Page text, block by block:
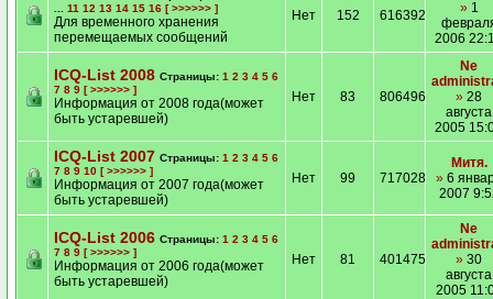
11 12 13 14 15 16 [ >>>>>> ]
Для временного хранения
перемещаемых сообщений
Нет 152 616392
»1
2006
ICQ-List 2008 Страницы: 1 2 3 4 5 6
7 8 9 [ >>>>>> ]
Информация от 2008 года(может
быть устаревшей)
Нет 83 806496
Ne
» 28
августа
2005
ICQ-List 2007 Страницы: 1 2 3 4 5 6
7 8 9 10 [ >>>>>> ]
Информация от 2007 года(может
быть устаревшей)
Нет 99 717028
Митя.
»6
2007
ICQ-List 2006 Страницы: 1 2 3 4 5 6
7 8 9 [ >>>>>> ]
Информация от 2006 года(может
быть устаревшей)
Нет 81 401475
Ne
» 30
августа
2005